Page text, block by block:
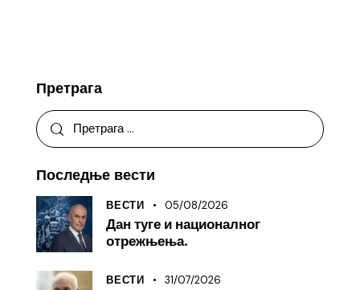
Претрага
Последње вести
ВЕСТИ 05/08/2026
Дан туге и националног
отрежњења.
ВЕСТИ 31/07/2026